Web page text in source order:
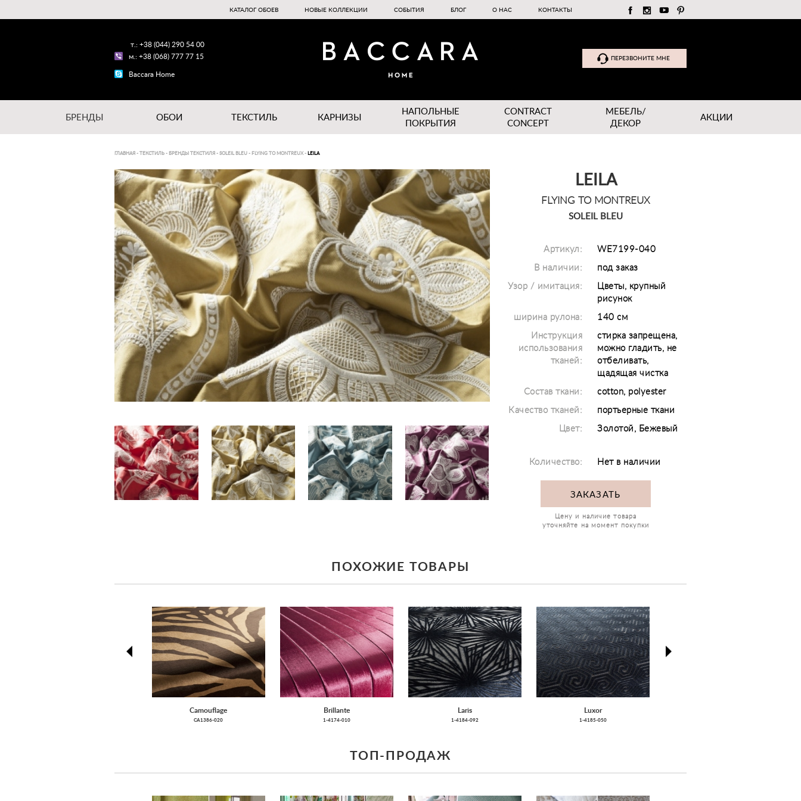
КАТАЛОГ ОБОЕВ НОВЫЕ КОЛЛЕКЦИИ СОБЫТИЯ БЛОГ О НАС КОНТАКТЫ
т.: +38 (044) 290 54 00
м.: +38 (068) 777 77 15
Baccara Home
ПЕРЕЗВОНИТЕ МНЕ
БРЕНДЫ ОБОИ ТЕКСТИЛЬ КАРНИЗЫ
НАПОЛЬНЫЕ
ПОКРЫТИЯ
CONTRACT
CONCEPT
МЕБЕЛЬ/
ДЕКОР
АКЦИИ
ГЛАВНАЯ - ТЕКСТИЛЬ - БРЕНДЫ ТЕКСТИЛЯ - SOLEIL BLEU - FLYING TO MONTREUX- LEILA
LEILA
FLYING TO MONTREUX
SOLEIL BLEU
Артикул: WE7199-040
В наличии: под заказ
Узор / имитация:
Цветы, крупный
рисунок
ширина рулона: 140 см
Инструкция
использования
тканей:
стирка запрещена,
можно гладить, не
отбеливать,
щадящая чистка
Состав ткани: cotton, polyester
Качество тканей: портьерные ткани
Цвет: Золотой, Бежевый
Количество: Нет в наличии
ЗАКАЗАТЬ
Цену и наличие товара
уточняйте на момент покупки
ПОХОЖИЕ ТОВАРЫ
Camouflage
CA1386-020
Brillante
1-4174-010
Laris
1-4184-092
Luxor
1-4185-050
ТОП-ПРОДАЖ